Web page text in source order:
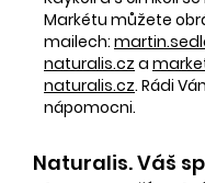
Markétu můžete
mailech:
naturalis.cz a
naturalis.cz. Rádi
nápomocni.
Naturalis. Váš